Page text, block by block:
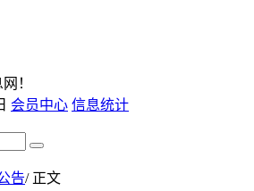
！
会员中心 信息统计
告/ 正文